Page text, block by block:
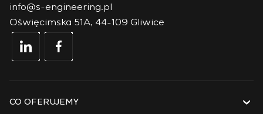
info@s-engineering.pl
Oświęcimska 51A, 44-109 Gliwice
CO OFERUJEMY